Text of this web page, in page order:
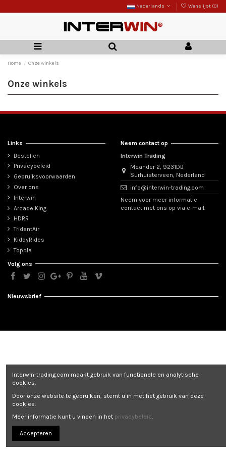
Nederlands Wenslijst (0)
Home Onze winkels
Onze winkels
Links
Bestellen
Privacybeleid
Gebruiksvoorwaarden
Over ons
Interwin
Arcade King
HDRR
TridentAir
KiddyRides
Toppla
Neem contact op
Interwin Trading
Meander 2, 9231DB
Surhuisterveen, Nederland
info@interwin-trading.com
Neem voor meer informatie
contact met ons op via e-mail.
Volg ons
Nieuwsbrief
Interwin-trading.com maakt gebruik van functionele en analytische
cookies.
Door onze website te gebruiken, stemt u in met het gebruik van deze
cookies.
Meer informatie kunt u vinden in het privacybeleid.
Accepteren